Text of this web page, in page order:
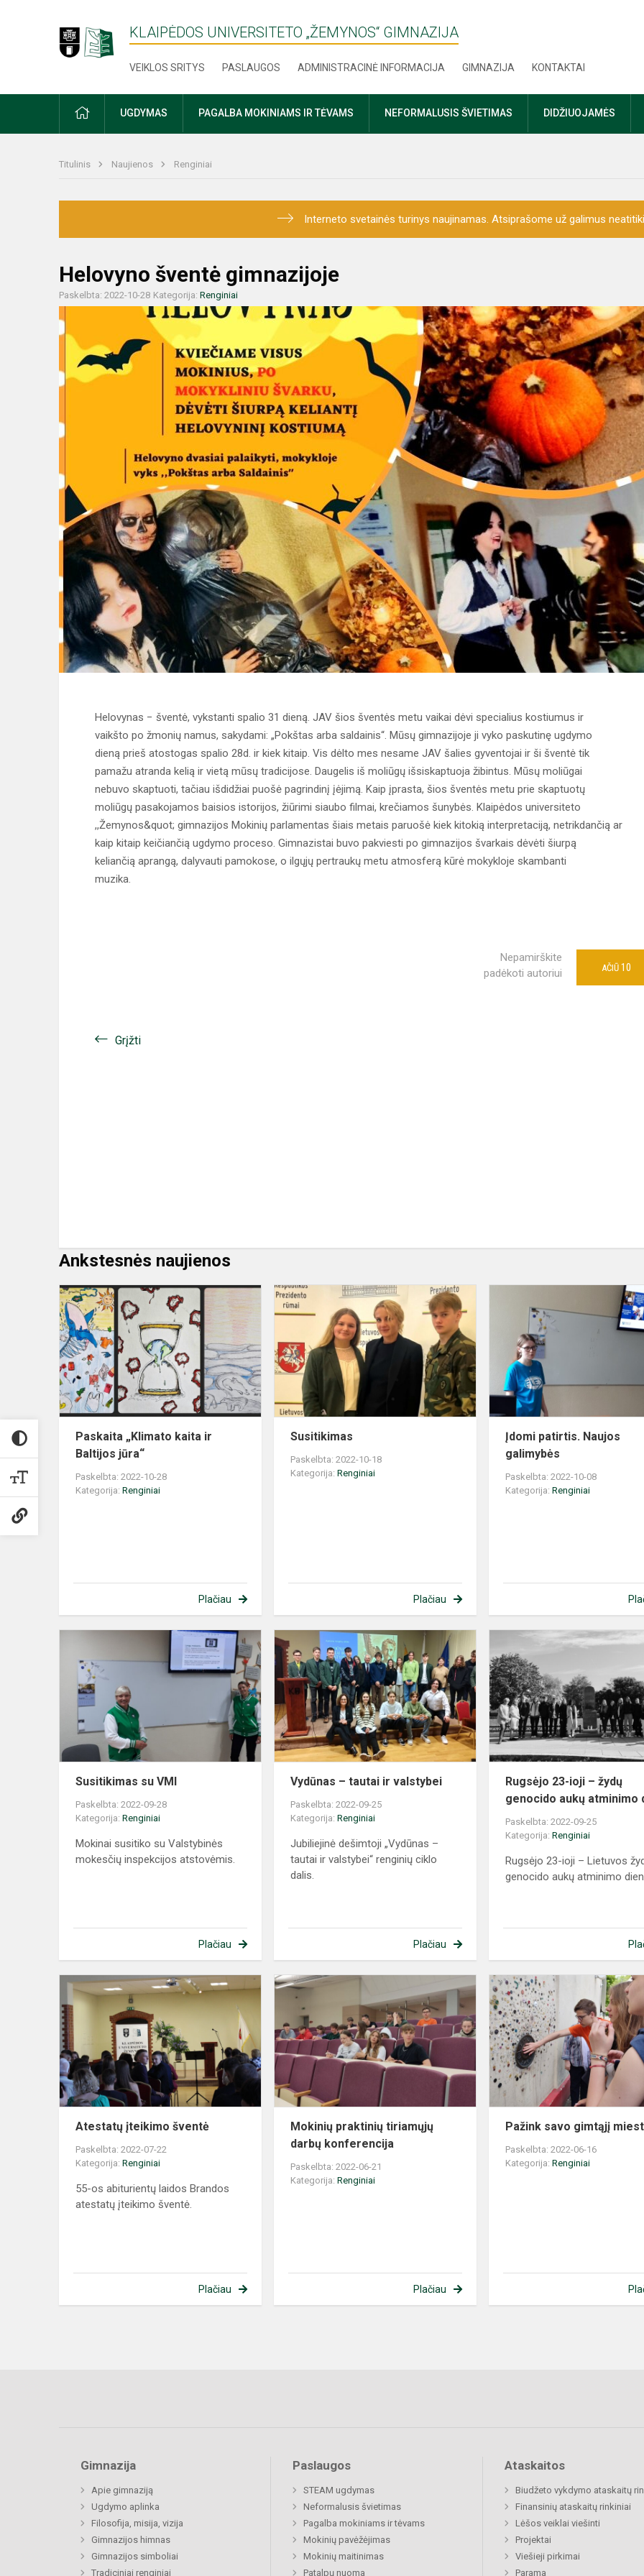
KLAIPĖDOS UNIVERSITETO „ŽEMYNOS“ GIMNAZIJA
VEIKLOS SRITYS PASLAUGOS ADMINISTRACINĖ INFORMACIJA GIMNAZIJA KONTAKTAI
PRADŽIAUGDYMAS PAGALBA MOKINIAMS IR TĖVAMS NEFORMALUSIS ŠVIETIMAS DIDŽIUOJAMĖS
Titulinis Naujienos Renginiai
Interneto svetainės turinys naujinamas. Atsiprašome už galimus
Helovyno šventė gimnazijoje
Paskelbta: 2022-10-28 Kategorija: Renginiai
Helovynas − šventė, vykstanti spalio 31 dieną. JAV šios šventės metu vaikai dėvi specialius kostiumus ir
vaikšto po žmonių namus, sakydami: „Pokštas arba saldainis“. Mūsų gimnazijoje ji vyko paskutinę ugdymo
dieną prieš atostogas spalio 28d. ir kiek kitaip. Vis dėlto mes nesame JAV šalies gyventojai ir ši šventė tik
pamažu atranda kelią ir vietą mūsų tradicijose. Daugelis iš moliūgų išsiskaptuoja žibintus. Mūsų moliūgai
nebuvo skaptuoti, tačiau išdidžiai puošė pagrindinį įėjimą. Kaip įprasta, šios šventės metu prie skaptuotų
moliūgų pasakojamos baisios istorijos, žiūrimi siaubo filmai, krečiamos šunybės. Klaipėdos universiteto
,,Žemynos&quot; gimnazijos Mokinių parlamentas šiais metais paruošė kiek kitokią interpretaciją, netrikdančią ar
kaip kitaip keičiančią ugdymo proceso. Gimnazistai buvo pakviesti po gimnazijos švarkais dėvėti šiurpą
keliančią aprangą, dalyvauti pamokose, o ilgųjų pertraukų metu atmosferą kūrė mokykloje skambanti
muzika.
Nepamirškite
padėkoti autoriui
AČIŪ 10
Grįžti
Ankstesnės naujienos
Paskaita
„Klimato
ir
Baltijos
jūra“
Paskaita „Klimato kaita ir
Baltijos jūra“
Paskelbta: 2022-10-28
Kategorija: Renginiai
Plačiau
Susitikimas
Paskelbta: 2022-10-18
Kategorija:Renginiai
Plačiau
Įdomi patirtis. Naujos
galimybės
Paskelbta: 2022-10-08
Kategorija:Renginiai
Susitikimas
su
VMI
Susitikimas su VMI
Paskelbta: 2022-09-28
Kategorija: Renginiai
Mokinai susitiko su Valstybinės
mokesčių inspekcijos atstovėmis.
Plačiau
–
tautai
ir
valstybei
Vydūnas – tautai ir valstybei
Paskelbta: 2022-09-25
Kategorija:Renginiai
Jubiliejinė dešimtoji „Vydūnas –
tautai ir valstybei“ renginių ciklo
dalis.
Plačiau
Rugsėjo 23-ioji – žydų
genocido aukų atminimo
Paskelbta: 2022-09-25
Kategorija:Renginiai
Rugsėjo 23-ioji – Lietuvos
genocido aukų atminimo
Atestatų
įteikimo
Atestatų įteikimo šventė
Paskelbta: 2022-07-22
Kategorija: Renginiai
55-os abiturientų laidos Brandos
atestatų įteikimo šventė.
Plačiau
Mokinių
praktinių
tiriamųjų
darbų
konferencija
Mokinių praktinių tiriamųjų
darbų konferencija
Paskelbta: 2022-06-21
Kategorija:Renginiai
Plačiau
Pažink savo gimtąjį
Paskelbta: 2022-06-16
Kategorija:Renginiai
Gimnazija
Apie gimnaziją
Ugdymo aplinka
Filosofija, misija, vizija
Gimnazijos himnas
Gimnazijos simboliai
Tradiciniai renginiai
Paslaugos
STEAM ugdymas
Neformalusis švietimas
Pagalba mokiniams ir tėvams
Mokinių pavėžėjimas
Mokinių maitinimas
Patalpų nuoma
Ataskaitos
Biudžeto vykdymo ataskaitų
Finansinių ataskaitų rinkiniai
Lėšos veiklai viešinti
Projektai
Viešieji pirkimai
Parama